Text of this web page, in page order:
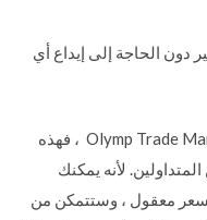
دون الحاجة إلى إيداع أي
وهذا من خلال شرائها من سوق Olymp Trade Marketplace ، فهذه
لأنه يمكنك
بسعر معقول ، وستتمكن من